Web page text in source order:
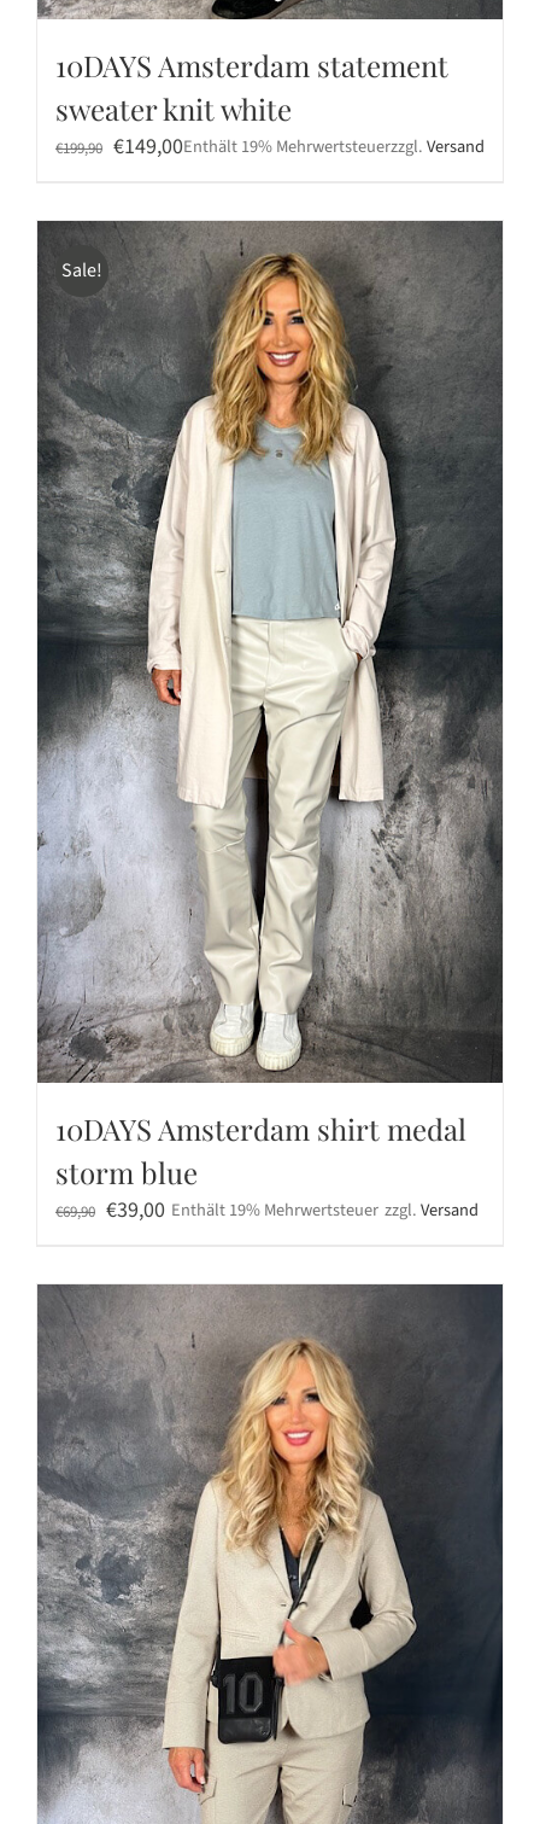
10DAYS Amsterdam statement
sweater knit white
€199,90 Ursprünglicher
€199,90
€149,00Aktueller
€149,00.
Enthält 19% Mehrwertsteuerzzgl.Versand
Sale!
10DAYS Amsterdam shirt medal
storm blue
€69,90 Ursprünglicher
€69,90
€39,00Aktueller
€39,00.
Enthält 19% Mehrwertsteuer zzgl.Versand